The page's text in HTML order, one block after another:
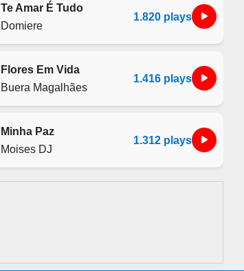
Te Amar É Tudo
Domiere
1.820 plays
Flores Em Vida
Buera Magalhães
1.416 plays
Minha Paz
Moises DJ
1.312 plays